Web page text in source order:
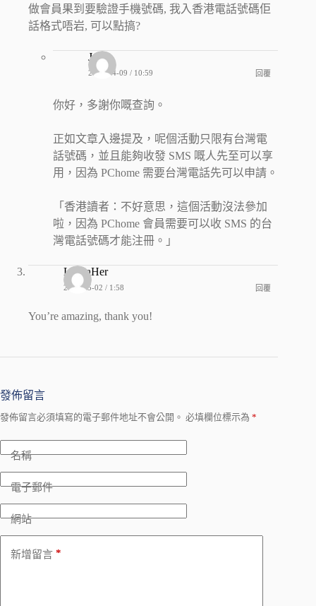
做會員果到要驗證手機號碼, 我入香港電話號碼佢
話格式唔岩, 可以點搞?
Jo
2026-04-09 / 10:59 回覆
你好，多謝你嘅查詢。
正如文章入邊提及，呢個活動只限有台灣電
話號碼，並且能夠收發 SMS 嘅人先至可以享
用，因為 PChome 需要台灣電話先可以申請。
「香港讀者：不好意思，這個活動沒法參加
啦，因為 PChome 會員需要可以收 SMS 的台
灣電話號碼才能注冊。」
LarisaHer
2026-05-02 / 1:58 回覆
You’re amazing, thank you!
發佈留言
發佈留言必須填寫的電子郵件地址不會公開。 必填欄位標示為 *
名稱
電子郵件
網站
新增留言 *